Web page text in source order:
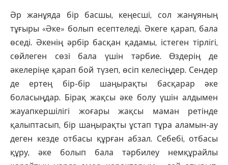
Әр жанұяда бір басшы, кеңесші, сол жанұяның
тұғыры «Әке» болып есептеледі. Әкеге қарап, бала
өседі. Әкенің әрбір басқан қадамы, істеген тірлігі,
сөйлеген сөзі бала үшін тәрбие. Өздерің де
әкелеріңе қарап бой түзеп, өсіп келесіңдер. Сендер
де ертең бір-бір шаңырақты басқарар әке
боласыңдар. Бірақ жақсы әке болу үшін алдымен
жауапкершілігі жоғары жақсы маман ретінде
қалыптасып, бір шаңырақты ұстап тұра аламын-ау
деген кезде отбасы құрған абзал. Себебі, отбасы
құру, әке болып бала тәрбилеу немқұрайлы